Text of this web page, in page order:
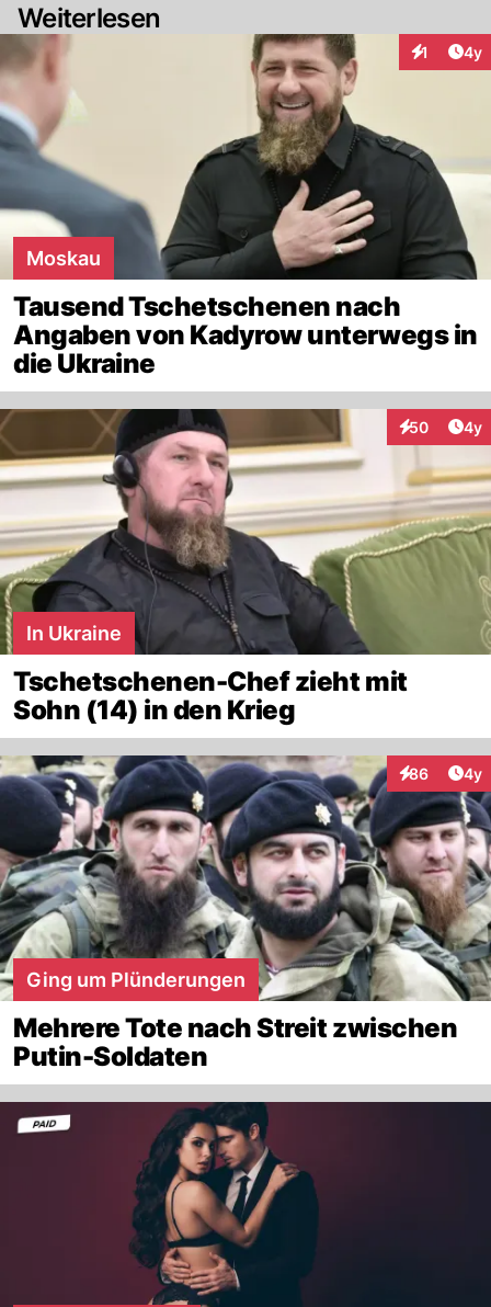
Weiterlesen
1 4y
Moskau
Tausend Tschetschenen nach
Angaben von Kadyrow unterwegs in
die Ukraine
50
Interaktionen
4y
In Ukraine
Tschetschenen-Chef zieht mit
Sohn (14) in den Krieg
86
Interaktionen
4y
Ging um Plünderungen
Mehrere Tote nach Streit zwischen
Putin-Soldaten